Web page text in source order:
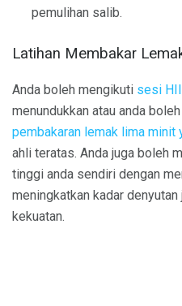
pemulihan salib.
Latihan Membakar
Anda boleh mengikuti sesi
menundukkan atau anda
pembakaran lemak lima minit
ahli teratas. Anda juga boleh
tinggi anda sendiri dengan
meningkatkan kadar
kekuatan.